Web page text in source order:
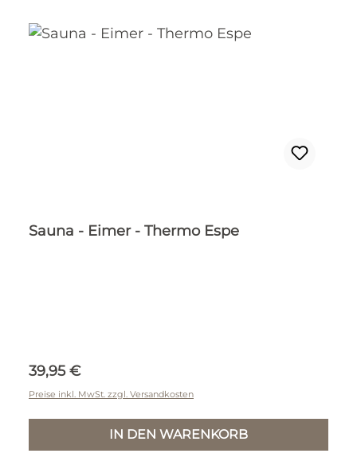
Sauna - Eimer - Thermo Espe
Regulärer Preis:
39,95 €
Preise inkl. MwSt. zzgl. Versandkosten
IN DEN WARENKORB